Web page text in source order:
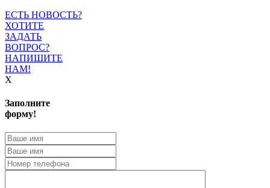
ЕСТЬ НОВОСТЬ?
ХОТИТЕ
ЗАДАТЬ
ВОПРОС?
НАПИШИТЕ
НАМ!
X
Заполните
форму!